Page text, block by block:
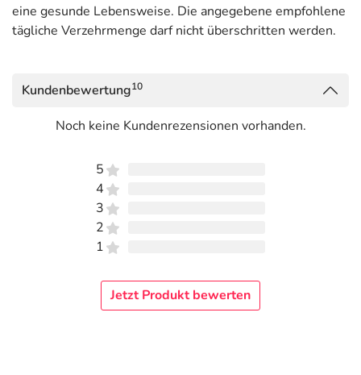
eine gesunde Lebensweise. Die angegebene empfohlene
tägliche Verzehrmenge darf nicht überschritten werden.
Kundenbewertung10
Noch keine Kundenrezensionen vorhanden.
5
4
3
2
1
Jetzt Produkt bewerten